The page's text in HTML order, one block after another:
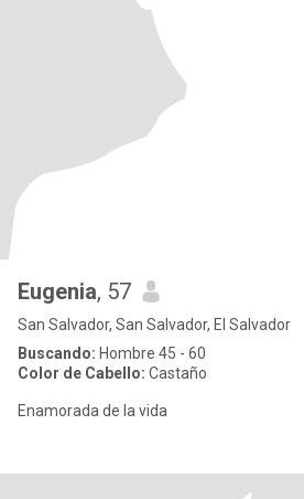
Eugenia, 57
San Salvador, San Salvador, El Salvador
Buscando: Hombre 45 - 60
Color de Cabello: Castaño
Enamorada de la vida